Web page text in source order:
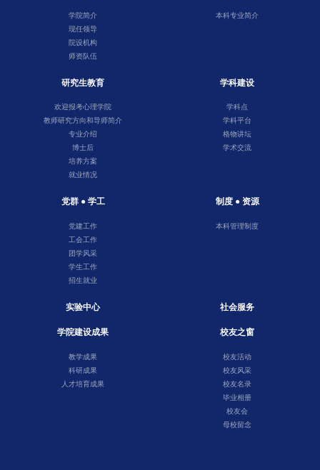
学院简介
现任领导
院设机构
师资队伍
本科专业简介
研究生教育
欢迎报考心理学院
教师研究方向和导师简介
专业介绍
博士后
培养方案
就业情况
学科建设
学科点
学科平台
格物讲坛
学术交流
党群 ● 学工
党建工作
工会工作
团学风采
学生工作
招生就业
制度 ● 资源
本科管理制度
实验中心 社会服务
学院建设成果
教学成果
科研成果
人才培育成果
校友之窗
校友活动
校友风采
校友名录
毕业相册
校友会
母校留念